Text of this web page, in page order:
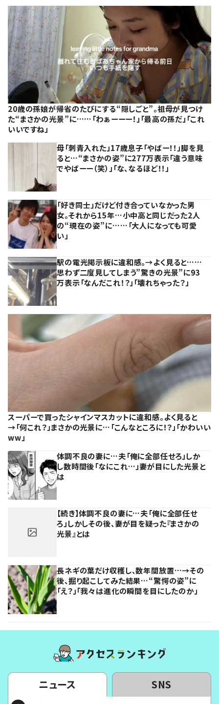
20歳の孫娘が帰省のたびにする“隠しごと”。祖母が見つけ
た“まさかの光景”に……「わぁーーー！」「最高の孫だ」「これ
いいですね」
母「刺青入れた」17歳息子「やばー！！」脚を見
ると…“まさかの姿”に277万表示「違う意味
でやばーー（笑）」「な、なるほど！！」
「好き同士」だけど付き合っていなかった男
女。それから15年…小中高と同じだった2人
の“現在の姿”に……「大人になっても可愛
い」
駅の電光掲示板に違和感。→よく見ると……
思わず二度見してしまう”驚きの光景”に93
万表示「なんだこれ！？」「壊れちゃった？」
スーパーで買ったシャインマスカットに違和感。よく見ると
→「何これ？」まさかの光景に…「こんなところに！？」「かわいい
ww」
体調不良の妻に…夫「俺に全部任せろ」しか
し数時間後「なにこれ…」妻が目にした光景と
は
【続き】体調不良の妻に…夫「俺に全部任せ
ろ」しかしその後、妻が目を疑った『まさかの
光景』とは
長ネギの葉だけ収穫し、数年間放置…→その
後、掘り起こしてみた結果…“驚愕の姿”に
「え？」「我々は進化の瞬間を目にしたのか」
ニュース SNS